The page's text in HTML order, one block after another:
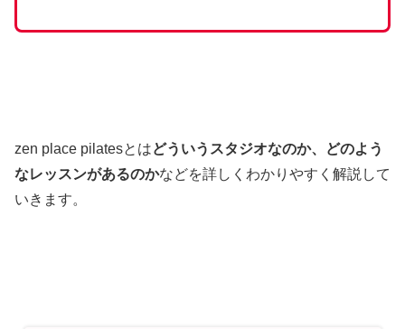
zen place pilatesとはどういうスタジオなのか、どのよう
なレッスンがあるのかなどを詳しくわかりやすく解説して
いきます。